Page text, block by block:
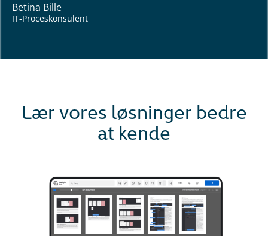
Betina Bille
IT-Proceskonsulent
Lær vores løsninger bedre
at kende